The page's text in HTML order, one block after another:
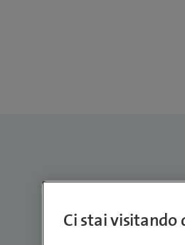
Recruiting
Ci stai visitando